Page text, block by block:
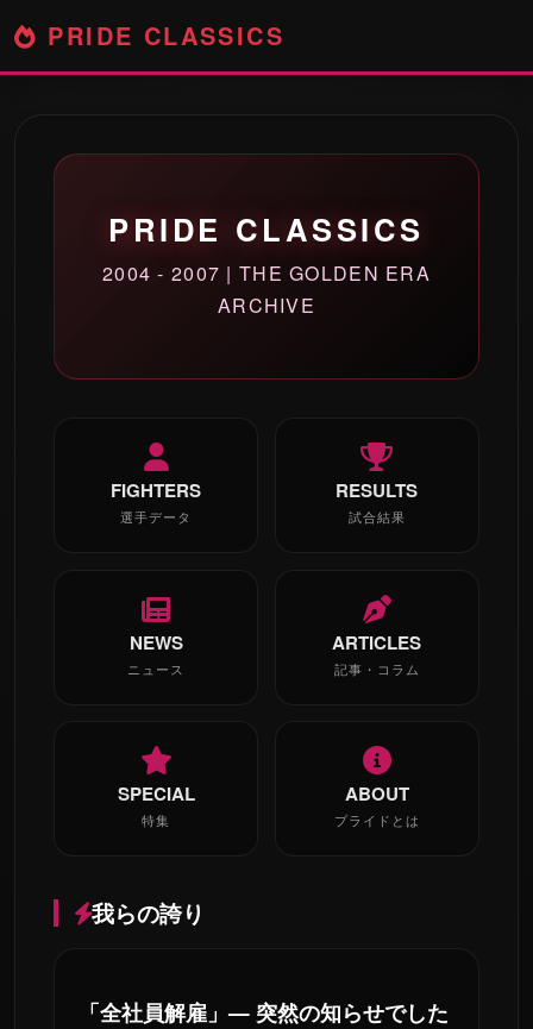
PRIDE CLASSICS
PRIDE CLASSICS
2004 - 2007 | THE GOLDEN ERA
ARCHIVE
FIGHTERS
選手データ
RESULTS
試合結果
NEWS
ニュース
ARTICLES
記事・コラム
SPECIAL
特集
ABOUT
プライドとは
我らの誇り
「全社員解雇」— 突然の知らせでした